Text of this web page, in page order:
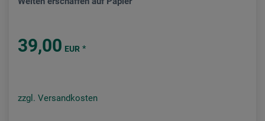
39,00 EUR *
zzgl. Versandkosten